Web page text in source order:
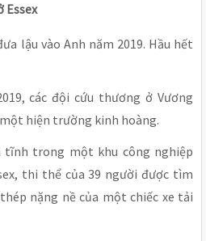
Essex
lậu vào Anh năm 2019. Hầu hết
các đội cứu thương ở Vương
hiện trường kinh hoàng.
tĩnh trong một khu công nghiệp
thi thể của 39 người được tìm
nặng nề của một chiếc xe tải